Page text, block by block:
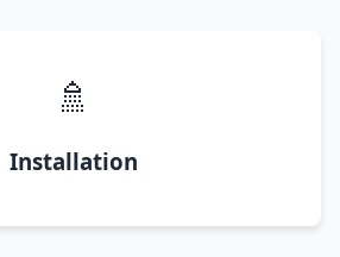
🚿
Installation